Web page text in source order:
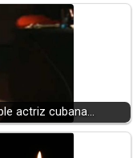
actriz cubana…